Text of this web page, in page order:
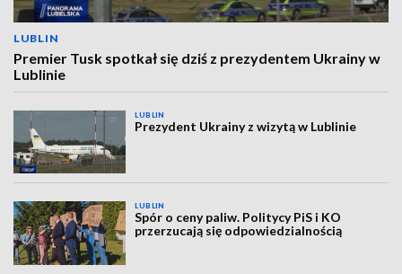
LUBLIN
Premier Tusk spotkał się dziś z prezydentem Ukrainy w
Lublinie
LUBLIN
Prezydent Ukrainy z wizytą w Lublinie
LUBLIN
Spór o ceny paliw. Politycy PiS i KO
przerzucają się odpowiedzialnością